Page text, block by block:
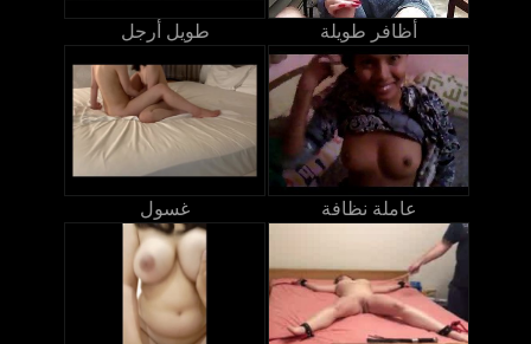
طويل أرجل أظافر طويلة
غسول عاملة نظافة